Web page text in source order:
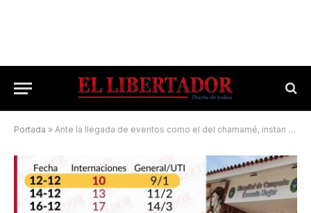
Portada » Ante la llegada de eventos como el del chamamé, instan a mayores cuidados